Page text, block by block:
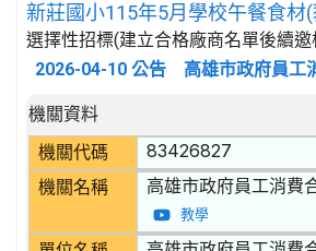
新莊國小115年5月學校午餐食材
選擇性招標(建立合格廠商名單後續邀
2026-04-10 公告 高雄市政府員工
招標公告詳細內容
機關資料
機關代碼
83426827
機關名稱 高雄市政府員工消費
教學